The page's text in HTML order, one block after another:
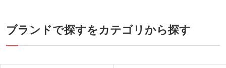
汚れもサラサラスッキリ！市販品と同じ
サイズだから、もらってすぐにしっかり
ブランドで探すをカテゴリから探す